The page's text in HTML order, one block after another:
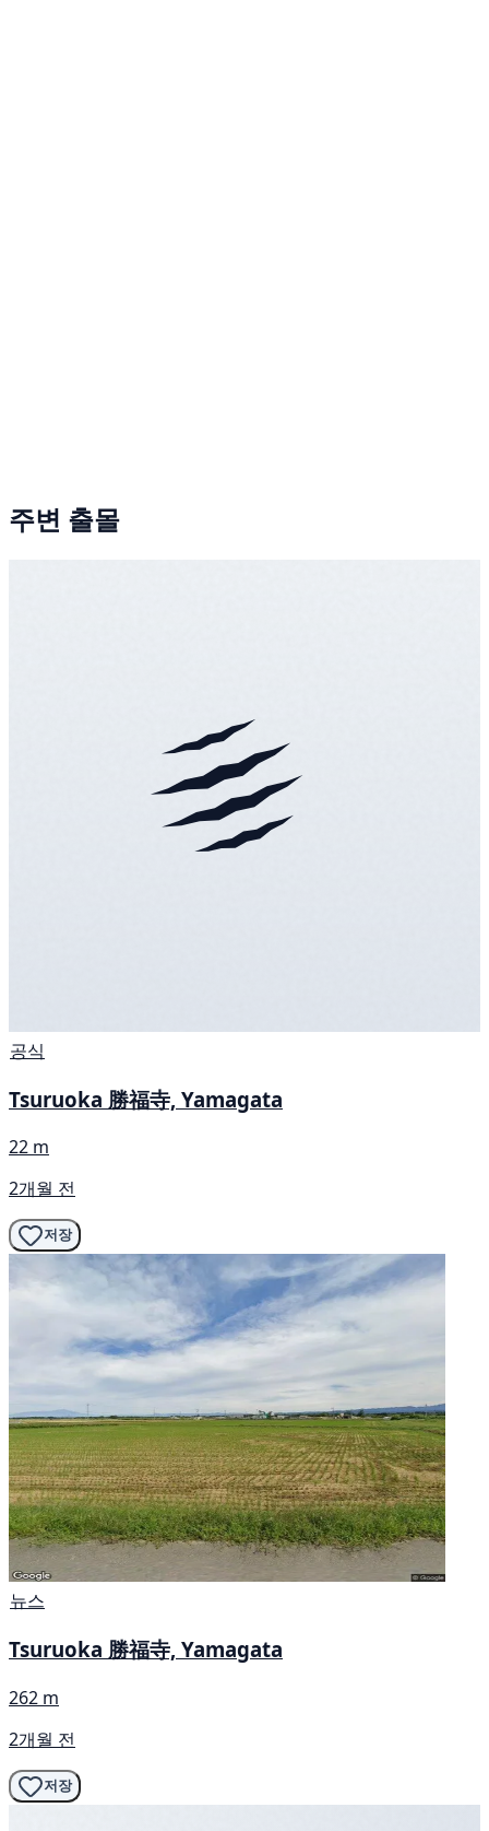
주변 출몰
공식
Tsuruoka 勝福寺, Yamagata
22 m
2개월 전
저장
뉴스
Tsuruoka 勝福寺, Yamagata
262 m
2개월 전
저장